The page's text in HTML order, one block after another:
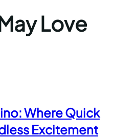
Love
Where Quick
Excitement